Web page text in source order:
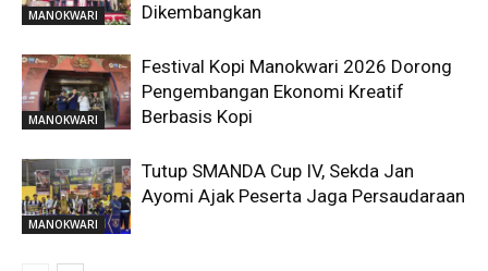
MANOKWARI
Dikembangkan
MANOKWARI
Festival Kopi Manokwari 2026 Dorong
Pengembangan Ekonomi Kreatif
Berbasis Kopi
MANOKWARI
Tutup SMANDA Cup IV, Sekda Jan
Ayomi Ajak Peserta Jaga Persaudaraan